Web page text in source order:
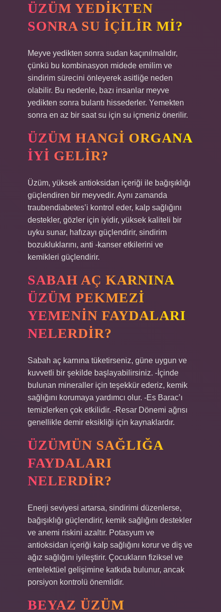
ÜZÜM YEDIKTEN
SONRA SU IÇILIR MI?
Meyve yedikten sonra sudan kaçınılmalıdır,
çünkü bu kombinasyon midede emilim ve
sindirim sürecini önleyerek asitliğe neden
olabilir. Bu nedenle, bazı insanlar meyve
yedikten sonra bulantı hissederler. Yemekten
sonra en az bir saat su için su içmeniz önerilir.
ÜZÜM HANGI ORGANA
IYI GELIR?
Üzüm, yüksek antioksidan içeriği ile bağışıklığı
güçlendiren bir meyvedir. Aynı zamanda
traubendiabetes’i kontrol eder, kalp sağlığını
destekler, gözler için iyidir, yüksek kaliteli bir
uyku sunar, hafızayı güçlendirir, sindirim
bozukluklarını, anti -kanser etkilerini ve
kemikleri güçlendirir.
SABAH AÇ KARNINA
ÜZÜM PEKMEZI
YEMENIN FAYDALARI
NELERDIR?
Sabah aç karnına tüketirseniz, güne uygun ve
kuvvetli bir şekilde başlayabilirsiniz. -İçinde
bulunan mineraller için teşekkür ederiz, kemik
sağlığını korumaya yardımcı olur. -Es Barac’ı
temizlerken çok etkilidir. -Resar Dönemi ağrısı
genellikle demir eksikliği için kaynaklardır.
ÜZÜMÜN SAĞLIĞA
FAYDALARI
NELERDIR?
Enerji seviyesi artarsa, sindirimi düzenlerse,
bağışıklığı güçlendirir, kemik sağlığını destekler
ve anemi riskini azaltır. Potasyum ve
antioksidan içeriği kalp sağlığını korur ve diş ve
ağız sağlığını iyileştirir. Çocukların fiziksel ve
entelektüel gelişimine katkıda bulunur, ancak
porsiyon kontrolü önemlidir.
BEYAZ ÜZÜM